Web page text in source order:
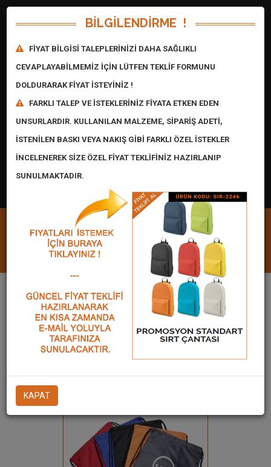
Fiyat İsteği : 0 Adet
$:47,61 €:54,87 IP:216.73.217.146
Konum
Paylaş
Twitle
BÜZGÜLÜ / İPLİ
ÇANTALAR
Ürün Detay
BİLGİLENDİRME !
FİYAT BİLGİSİ TALEPLERİNİZİ DAHA SAĞLIKLI
CEVAPLAYABİLMEMİZ İÇİN LÜTFEN TEKLİF FORMUNU
DOLDURARAK FİYAT İSTEYİNİZ !
FARKLI TALEP VE İSTEKLERİNİZ FİYATA ETKEN EDEN
UNSURLARDIR. KULLANILAN MALZEME, SİPARİŞ ADETİ,
İSTENİLEN BASKI VEYA NAKIŞ GİBİ FARKLI ÖZEL İSTEKLER
İNCELENEREK SİZE ÖZEL FİYAT TEKLİFİNİZ HAZIRLANIP
SUNULMAKTADIR.
KAPAT